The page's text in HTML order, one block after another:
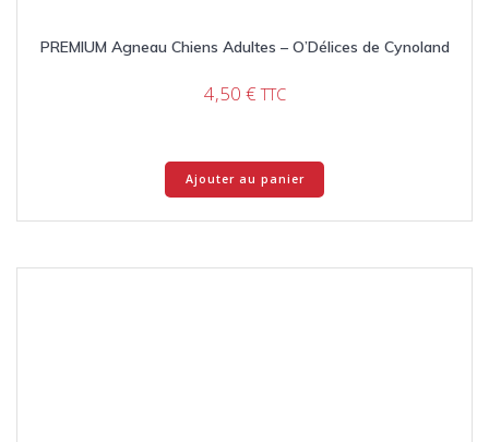
PREMIUM Agneau Chiens Adultes – O’Délices de Cynoland
4,50 € TTC
Ajouter au panier